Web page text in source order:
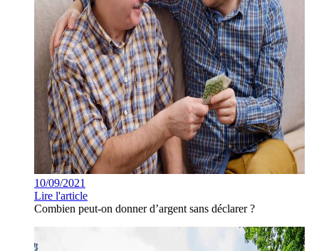
10/09/2021
Lire l'article
Combien peut-on donner d’argent sans déclarer ?